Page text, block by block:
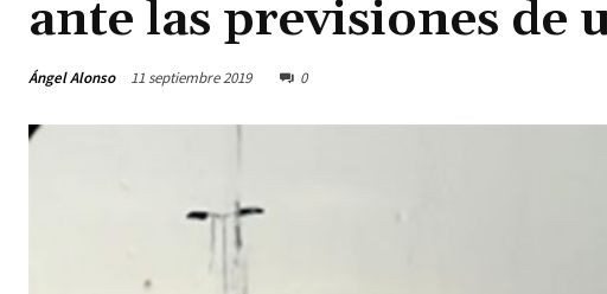
ante las previsiones de
Ángel Alonso 11 septiembre 2019 0